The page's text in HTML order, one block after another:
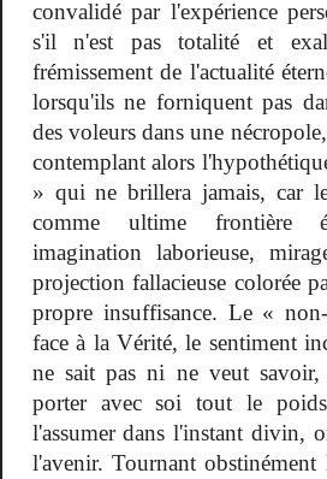
convalidé par l'expérience
s'il n'est pas totalité et
frémissement de l'actualité
lorsqu'ils ne forniquent pas
des voleurs dans une
contemplant alors
» qui ne brillera jamais, car
comme ultime frontière
imagination laborieuse,
projection fallacieuse colorée
propre insuffisance. Le «
face à la Vérité, le sentiment
ne sait pas ni ne veut
porter avec soi tout le
l'assumer dans l'instant divin,
l'avenir. Tournant